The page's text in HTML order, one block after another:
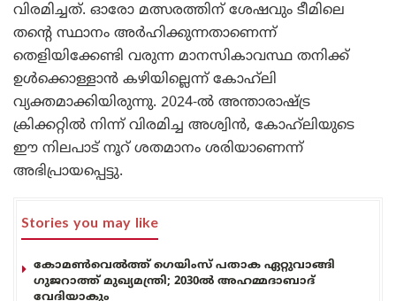
വിരമിച്ചത്. ഓരോ മത്സരത്തിന് ശേഷവും ടീമിലെ
തന്റെ സ്ഥാനം അർഹിക്കുന്നതാണെന്ന്
തെളിയിക്കേണ്ടി വരുന്ന മാനസികാവസ്ഥ തനിക്ക്
ഉൾക്കൊള്ളാൻ കഴിയില്ലെന്ന് കോഹ്‌ലി
വ്യക്തമാക്കിയിരുന്നു. 2024-ൽ അന്താരാഷ്ട്ര
ക്രിക്കറ്റിൽ നിന്ന് വിരമിച്ച അശ്വിൻ, കോഹ്‌ലിയുടെ
ഈ നിലപാട് നൂറ് ശതമാനം ശരിയാണെന്ന്
അഭിപ്രായപ്പെട്ടു.
Stories you may like
കോമൺവെൽത്ത് ഗെയിംസ് പതാക ഏറ്റുവാങ്ങി
ഗുജറാത്ത് മുഖ്യമന്ത്രി; 2030ൽ അഹമ്മദാബാദ്
വേദിയാകും